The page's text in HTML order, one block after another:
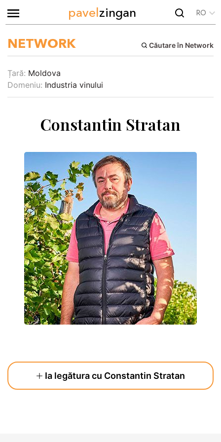
pavelzingan RO
NETWORK Căutare în Network
Țară: Moldova
Domeniu: Industria vinului
Constantin Stratan
Ia legătura cu Constantin Stratan